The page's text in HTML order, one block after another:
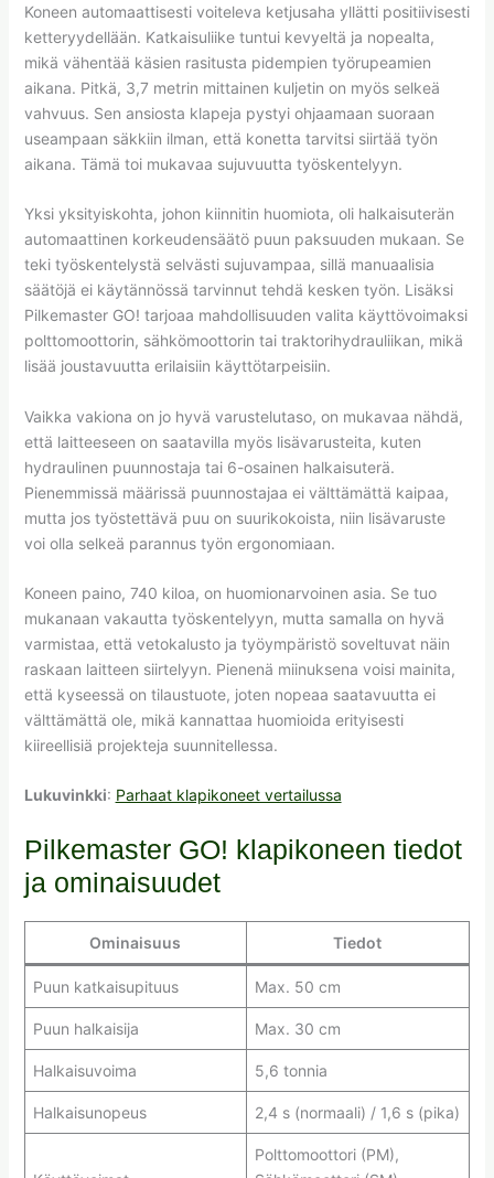
Koneen automaattisesti voiteleva ketjusaha yllätti positiivisesti
ketteryydellään. Katkaisuliike tuntui kevyeltä ja nopealta,
mikä vähentää käsien rasitusta pidempien työrupeamien
aikana. Pitkä, 3,7 metrin mittainen kuljetin on myös selkeä
vahvuus. Sen ansiosta klapeja pystyi ohjaamaan suoraan
useampaan säkkiin ilman, että konetta tarvitsi siirtää työn
aikana. Tämä toi mukavaa sujuvuutta työskentelyyn.
Yksi yksityiskohta, johon kiinnitin huomiota, oli halkaisuterän
automaattinen korkeudensäätö puun paksuuden mukaan. Se
teki työskentelystä selvästi sujuvampaa, sillä manuaalisia
säätöjä ei käytännössä tarvinnut tehdä kesken työn. Lisäksi
Pilkemaster GO! tarjoaa mahdollisuuden valita käyttövoimaksi
polttomoottorin, sähkömoottorin tai traktorihydrauliikan, mikä
lisää joustavuutta erilaisiin käyttötarpeisiin.
Vaikka vakiona on jo hyvä varustelutaso, on mukavaa nähdä,
että laitteeseen on saatavilla myös lisävarusteita, kuten
hydraulinen puunnostaja tai 6-osainen halkaisuterä.
Pienemmissä määrissä puunnostajaa ei välttämättä kaipaa,
mutta jos työstettävä puu on suurikokoista, niin lisävaruste
voi olla selkeä parannus työn ergonomiaan.
Koneen paino, 740 kiloa, on huomionarvoinen asia. Se tuo
mukanaan vakautta työskentelyyn, mutta samalla on hyvä
varmistaa, että vetokalusto ja työympäristö soveltuvat näin
raskaan laitteen siirtelyyn. Pienenä miinuksena voisi mainita,
että kyseessä on tilaustuote, joten nopeaa saatavuutta ei
välttämättä ole, mikä kannattaa huomioida erityisesti
kiireellisiä projekteja suunnitellessa.
Lukuvinkki: Parhaat klapikoneet vertailussa
Pilkemaster GO! klapikoneen tiedot
ja ominaisuudet
Ominaisuus Tiedot
Puun katkaisupituus Max. 50 cm
Puun halkaisija Max. 30 cm
Halkaisuvoima 5,6 tonnia
Halkaisunopeus 2,4 s (normaali) / 1,6 s (pika)
Polttomoottori (PM),